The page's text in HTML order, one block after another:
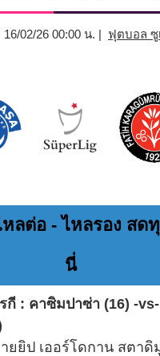
02/26 00:00 น. | ฟุตบอล ซู
ลต่อ - ไหลรอง สด
นี่
กี : คาซิมปาซ่า (16) -
ายยิป เออร์โดกาน สตาดิ